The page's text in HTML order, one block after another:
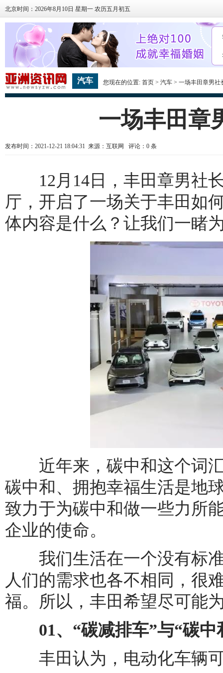
北京时间：2026年8月10日 星期一 农历五月初五
汽车 您现在的位置:首页 >汽车 > 一场丰田章男社
一场丰田章
发布时间：2021-12-21 18:04:31 来源：互联网 评论： 0 条
12月14日，丰田章男社长
厅，开启了一场关于丰田如
体内容是什么？让我们一睹
近年来，碳中和这个词汇
碳中和、拥抱幸福生活是地
致力于为碳中和做一些力所
企业的使命。
我们生活在一个没有标准
人们的需求也各不相同，很
福。所以，丰田希望尽可能
01、“碳减排车”与“碳中
丰田认为，电动化车辆可